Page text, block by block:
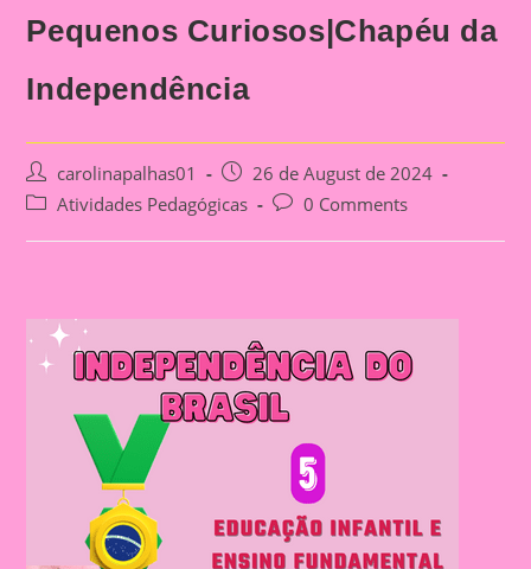
Pequenos Curiosos|Chapéu da
Independência
Post
author:
carolinapalhas01
Post
published:
26 de August de 2024
PostAtividades Pedagógicas
Post0 Comments